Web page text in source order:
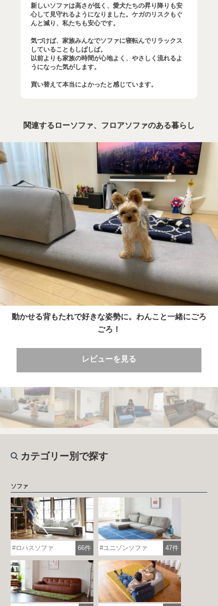
新しいソファは高さが低く、愛犬たちの昇り降りも安
心して見守れるようになりました。ケガのリスクもぐ
んと減り、私たちも安心です。
気づけば、家族みんなでソファに寝転んでリラックス
していることもしばしば。
以前よりも家族の時間が心地よく、やさしく流れるよ
うになった気がします。
買い替えて本当によかったと感じています。
関連するローソファ、フロアソファのある暮らし
動かせる背もたれで好きな姿勢に。わんこと一緒にごろ
ごろ！
レビューを見る
カテゴリー別で探す
ソファ
ロハスソファ 66件 ユニゾンソファ 47件